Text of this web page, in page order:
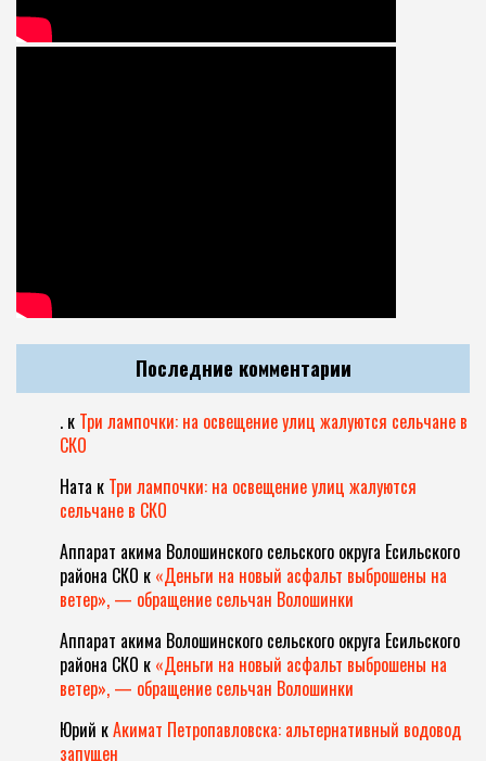
Последние комментарии
. к Три лампочки: на освещение улиц жалуются сельчане в
СКО
Ната к Три лампочки: на освещение улиц жалуются
сельчане в СКО
Аппарат акима Волошинского сельского округа Есильского
района СКО к «Деньги на новый асфальт выброшены на
ветер», — обращение сельчан Волошинки
Аппарат акима Волошинского сельского округа Есильского
района СКО к «Деньги на новый асфальт выброшены на
ветер», — обращение сельчан Волошинки
Юрий кАкимат Петропавловска: альтернативный водовод
запущен